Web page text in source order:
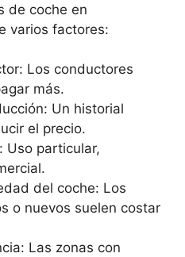
de coche en
varios factores:
Los conductores
más.
Un historial
el precio.
Uso particular,
del coche: Los
o nuevos suelen costar
Las zonas con